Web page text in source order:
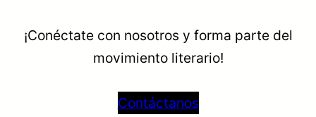
¡Conéctate con nosotros y forma parte del
movimiento literario!
Contáctanos